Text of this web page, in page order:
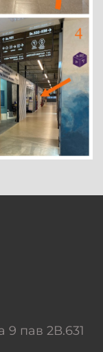
9 пав 2В.631